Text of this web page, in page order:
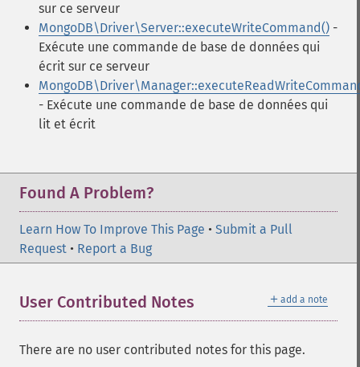
sur ce serveur
MongoDB\Driver\Server::executeWriteCommand() -
Exécute une commande de base de données qui
écrit sur ce serveur
- Exécute une commande de base de données qui
lit et écrit
Found A Problem?
Learn How To Improve This Page • Submit a Pull
Request • Report a Bug
＋ add a note
User Contributed Notes
There are no user contributed notes for this page.